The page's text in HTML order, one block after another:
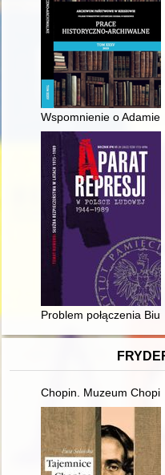
Wspomnienie o Adamie
Problem połączenia
Chopin. Muzeum